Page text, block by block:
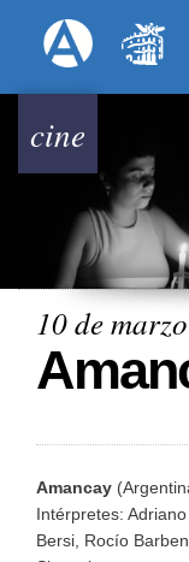
Menú
cine
10 de marzo
Amancay
Intérpretes:
Bersi, Rocío